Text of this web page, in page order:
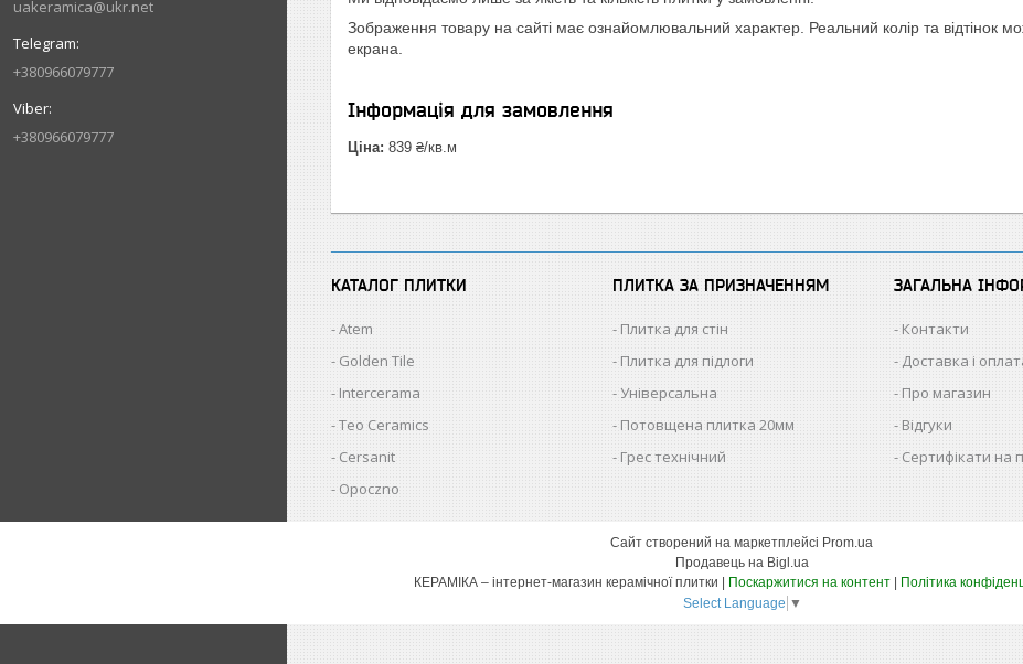
uakeramica@ukr.net
+380966079777
+380966079777
Зображення товару на сайті має ознайомлювальний характер. Реальний колір та відтінок
екрана.
Інформація для замовлення
Ціна: 839 ₴/кв.м
КАТАЛОГ ПЛИТКИ
Atem
Golden Tile
Intercerama
Teo Ceramics
Cersanit
Opoczno
ПЛИТКА ЗА ПРИЗНАЧЕННЯМ
Плитка для стін
Плитка для підлоги
Універсальна
Потовщена плитка 20мм
Грес технічний
ЗАГАЛЬНА
Контакти
Доставка і
Про магазин
Відгуки
Сертифікати на
Сайт створений на маркетплейсі Prom.ua
Продавець на Bigl.ua
Поскаржитися на контент
Політика
Select Language ▼